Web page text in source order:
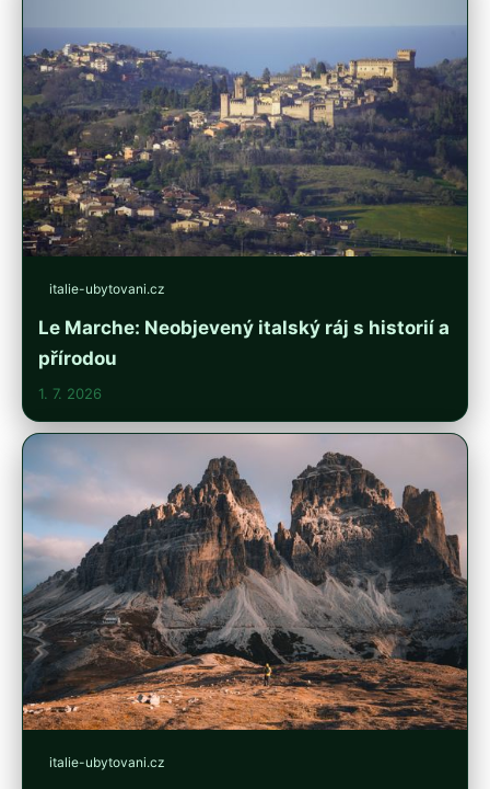
italie-ubytovani.cz
Le Marche: Neobjevený italský ráj s historií a
přírodou
1. 7. 2026
italie-ubytovani.cz